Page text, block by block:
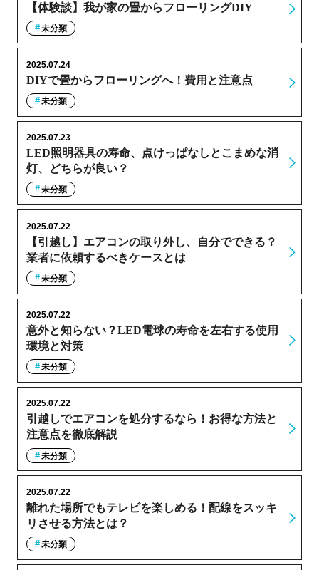
【体験談】我が家の畳からフローリングDIY
未分類
DIYで畳からフローリングへ！費用と注意点
2025.07.24
未分類
LED照明器具の寿命、点けっぱなしとこまめな消
灯、どちらが良い？
2025.07.23
未分類
【引越し】エアコンの取り外し、自分でできる？
業者に依頼するべきケースとは
2025.07.22
未分類
意外と知らない？LED電球の寿命を左右する使用
環境と対策
2025.07.22
未分類
引越しでエアコンを処分するなら！お得な方法と
注意点を徹底解説
2025.07.22
未分類
離れた場所でもテレビを楽しめる！配線をスッキ
リさせる方法とは？
2025.07.22
未分類